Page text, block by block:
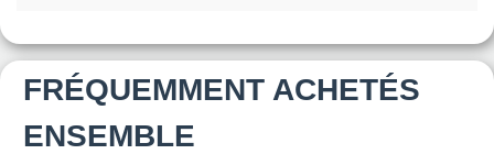
FRÉQUEMMENT ACHETÉS
ENSEMBLE